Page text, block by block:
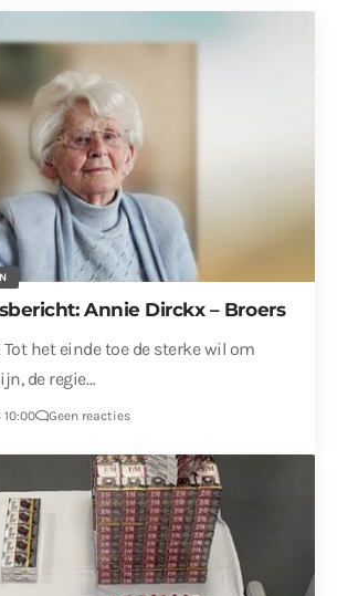
Annie Dirckx – Broers
Tot het einde toe de sterke wil om
de regie…
Geen reacties